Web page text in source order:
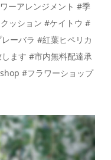
ーアレンジメント #季
ッション #ケイトウ #
ーバラ #紅葉ヒペリカ
ます #市内無料配達承
#フラワーショップ